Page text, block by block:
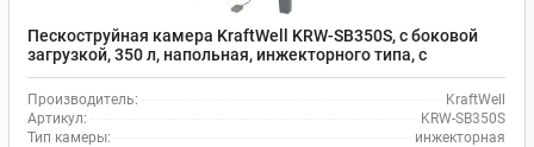
Пескоструйная камера KraftWell KRW-SB350S, с боковой
загрузкой, 350 л, напольная, инжекторного типа, с
давлением воздуха 6-8 бар
Производитель:
KraftWell
Артикул:
KRW-SB350S
Тип камеры:
инжекторная